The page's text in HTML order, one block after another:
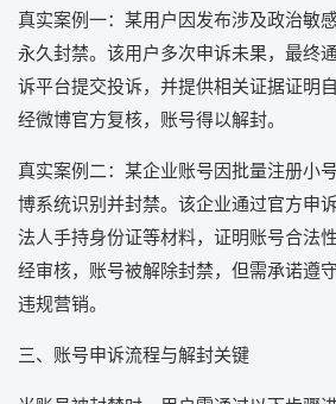
真实案例一：某用户因发布涉及政治敏
永久封禁。该用户多次申诉未果，最终
诉平台提交投诉，并提供相关证据证明
经微博官方复核，账号得以解封。
真实案例二：某企业账号因批量注册小
博系统识别并封禁。该企业通过官方申
法人手持身份证等材料，证明账号合法
经审核，账号被解除封禁，但需承诺遵
违规营销。
三、账号申诉流程与解封关键